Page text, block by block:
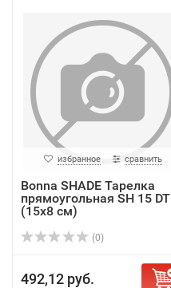
избранное сравнить
Bonna SHADE Тарелка
прямоугольная SH 15 DT
(15х8 см)
(0)
492,12 руб.